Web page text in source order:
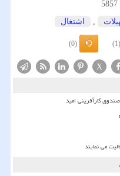
5857
, اشتغال
(1)
(0)
X
کارآفرینی امید
می نمایند